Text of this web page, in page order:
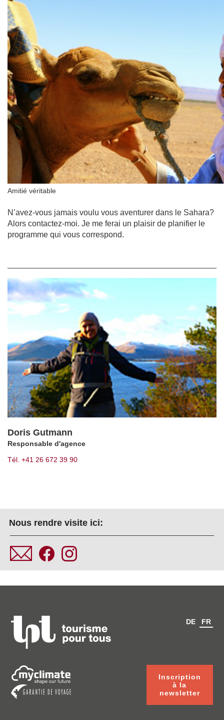
Amitié véritable
N’avez-vous jamais voulu vous aventurer dans le Sahara?
Alors contactez-moi. Je me ferai un plaisir de planifier le
programme qui vous correspond.
Doris Gutmann
Responsable d'agence
Tél. +41 26 672 39 90
Nous rendre visite ici:
Inscription
à la
newsletter
DE FR